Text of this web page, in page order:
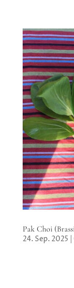
Pak Choi
24. Sep. 2025